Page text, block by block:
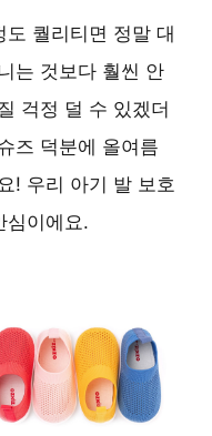
퀄리티면 정말 대
는 것보다 훨씬 안
걱정 덜 수 있겠더
즈 덕분에 올여름
! 우리 아기 발 보호
심이에요.